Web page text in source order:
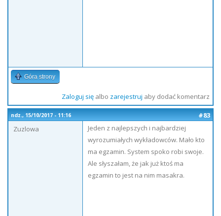
Góra strony
Zaloguj sięalbo zarejestruj aby dodać komentarz
ndz., 15/10/2017 - 11:16
#83
Zuzlowa
Jeden z najlepszych i najbardziej
wyrozumiałych wykładowców. Mało kto
ma egzamin. System spoko robi swoje.
Ale słyszałam, że jak już ktoś ma
egzamin to jest na nim masakra.